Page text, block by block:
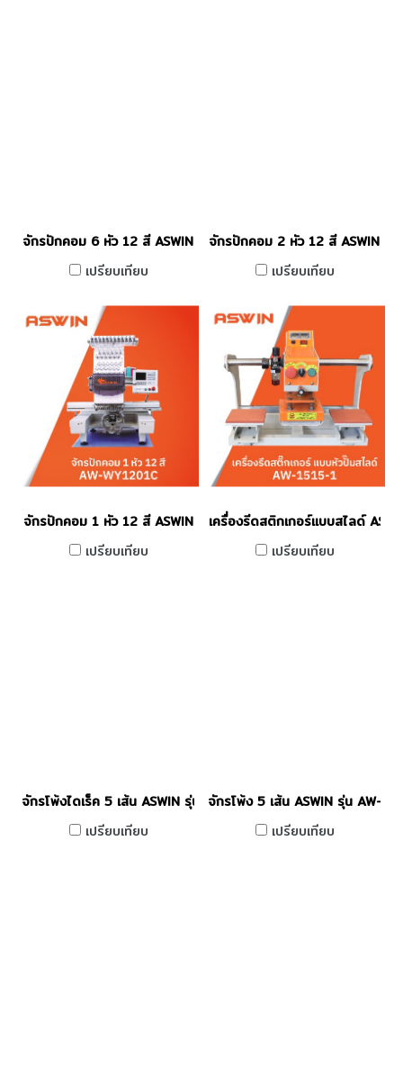
จักรปักคอม 6 หัว 12 สี ASWIN
เปรียบเทียบ
จักรปักคอม 2 หัว 12 สี ASWIN
เปรียบเทียบ
จักรปักคอม 1 หัว 12 สี ASWIN
เปรียบเทียบ
เครื่องรีดสติกเกอร์แบบสไลด์
เปรียบเทียบ
จักรโพ้งไดเร็ค 5 เส้น ASWIN รุ่น AW-757D
เปรียบเทียบ
จักรโพ้ง 5 เส้น ASWIN รุ่น AW-
เปรียบเทียบ